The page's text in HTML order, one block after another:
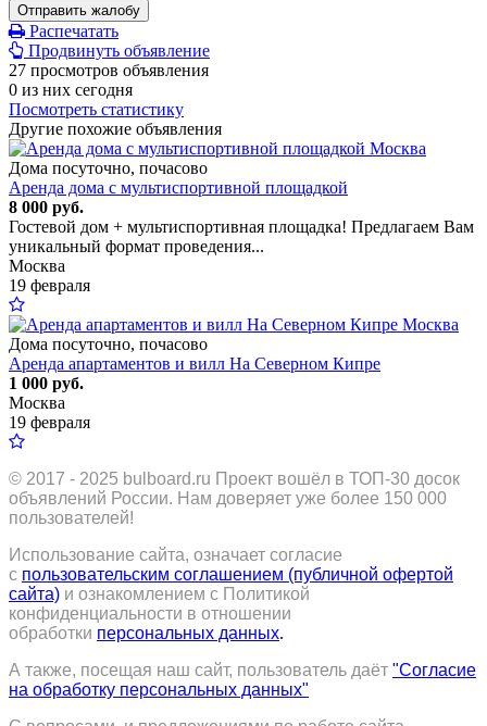
Отправить жалобу
Распечатать
Продвинуть объявление
27 просмотров объявления
0 из них сегодня
Посмотреть статистику
Другие похожие объявления
Дома посуточно, почасово
Аренда дома с мультиспортивной площадкой
8 000 руб.
Гостевой дом + мультиспортивная площадка! Предлагаем Вам
уникальный формат проведения...
Москва
19 февраля
Дома посуточно, почасово
Аренда апартаментов и вилл На Северном Кипре
1 000 руб.
Москва
19 февраля
© 2017 - 2025 bulboard.ru Проект вошёл в ТОП-30 досок
объявлений России. Нам доверяет уже более 150 000
пользователей!
Использование сайта, означает согласие
с пользовательским соглашением (публичной офертой
сайта) и ознакомлением с Политикой
конфиденциальности в отношении
обработки персональных данных.
А также, посещая наш сайт, пользователь даёт "Согласие
на обработку персональных данных"